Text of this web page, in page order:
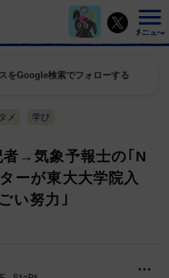
をGoogle検索でフォローする
メ 学び
→気象予報士の｢N
ーが東大大学院入
い努力｣